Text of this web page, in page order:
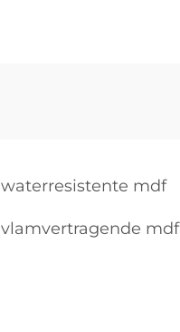
waterresistente mdf
vlamvertragende mdf